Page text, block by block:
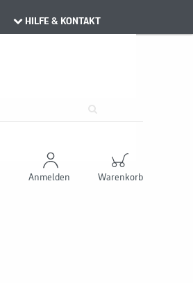
HILFE & KONTAKT
Anmelden Warenkorb